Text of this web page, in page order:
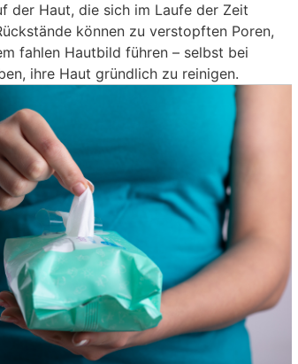
der Haut, die sich im Laufe der Zeit
können zu verstopften Poren,
fahlen Hautbild führen – selbst bei
ihre Haut gründlich zu reinigen.